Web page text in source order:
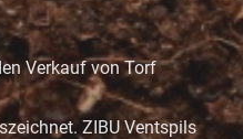
Verkauf von Torf
ZIBU Ventspils